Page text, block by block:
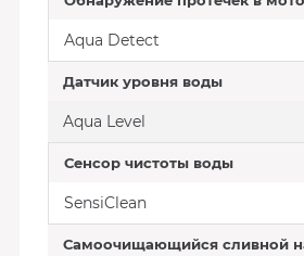
Aqua Detect
Датчик уровня воды
Aqua Level
Сенсор чистоты воды
SensiClean
Самоочищающийся сливной